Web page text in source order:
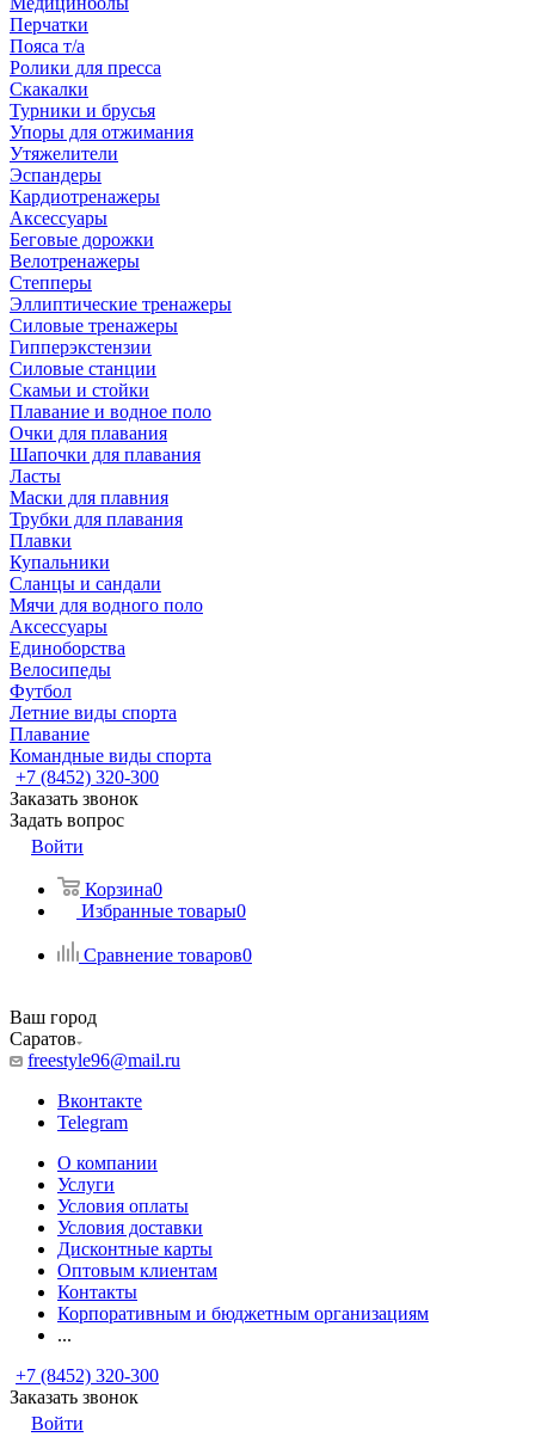
Перчатки
Пояса т/а
Ролики для пресса
Скакалки
Турники и брусья
Упоры для отжимания
Утяжелители
Эспандеры
Кардиотренажеры
Аксессуары
Беговые дорожки
Велотренажеры
Степперы
Эллиптические тренажеры
Силовые тренажеры
Гипперэкстензии
Силовые станции
Скамьи и стойки
Плавание и водное поло
Очки для плавания
Шапочки для плавания
Ласты
Маски для плавния
Трубки для плавания
Плавки
Купальники
Сланцы и сандали
Мячи для водного поло
Аксессуары
Единоборства
Велосипеды
Футбол
Летние виды спорта
Плавание
Командные виды спорта
+7 (8452) 320-300
Заказать звонок
Задать вопрос
Войти
Корзина0
Избранные товары0
Сравнение товаров0
Ваш город
Саратов
freestyle96@mail.ru
Вконтакте
Telegram
О компании
Услуги
Условия оплаты
Условия доставки
Дисконтные карты
Оптовым клиентам
Контакты
Корпоративным и бюджетным организациям
...
+7 (8452) 320-300
Заказать звонок
Войти